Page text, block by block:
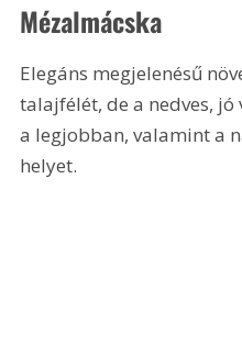
Mézalmácska
Elegáns megjelenésű
talajfélét, de a nedves,
a legjobban, valamint a
helyet.